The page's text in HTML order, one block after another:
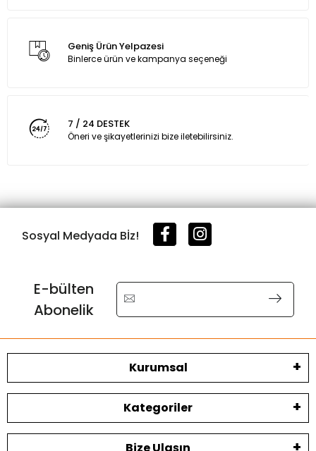
Geniş Ürün Yelpazesi
Binlerce ürün ve kampanya seçeneği
7 / 24 DESTEK
Öneri ve şikayetlerinizi bize iletebilirsiniz.
Sosyal Medyada Bİz!
E-bülten
Abonelik
Kurumsal
Kategoriler
Bize Ulaşın